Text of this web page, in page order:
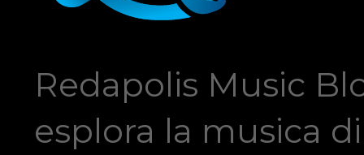
Redapolis Music
esplora la musica